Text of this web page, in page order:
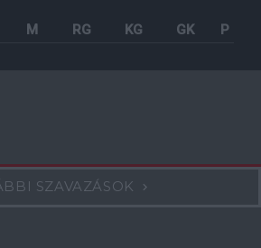
M RG KG GK P
SZAVAZÁSOK